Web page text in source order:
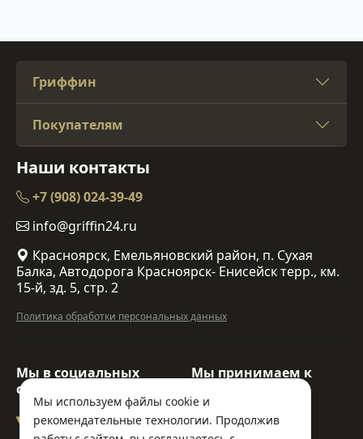
Мы используем файлы cookie и
рекомендательные технологии. Продолжив
Гриффин
Покупателям
Наши контакты
+7 (908) 024-39-49
info@griffin24.ru
Красноярск, Емельяновский район, п. Сухая
Балка, Автодорога Красноярск- Енисейск терр., км.
15-й, зд. 5, стр. 2
Политика обработки персональных данных
Мы в социальных
сетях:
Мы принимаем к